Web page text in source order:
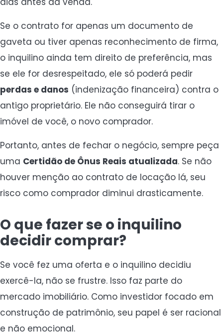
Se o contrato for apenas um documento de
gaveta ou tiver apenas reconhecimento de firma,
o inquilino ainda tem direito de preferência, mas
se ele for desrespeitado, ele só poderá pedir
perdas e danos (indenização financeira) contra o
antigo proprietário. Ele não conseguirá tirar o
imóvel de você, o novo comprador.
Portanto, antes de fechar o negócio, sempre peça
uma Certidão de Ônus Reais atualizada. Se não
houver menção ao contrato de locação lá, seu
risco como comprador diminui drasticamente.
O que fazer se o inquilino
decidir comprar?
Se você fez uma oferta e o inquilino decidiu
exercê-la, não se frustre. Isso faz parte do
mercado imobiliário. Como investidor focado em
construção de patrimônio, seu papel é ser racional
e não emocional.